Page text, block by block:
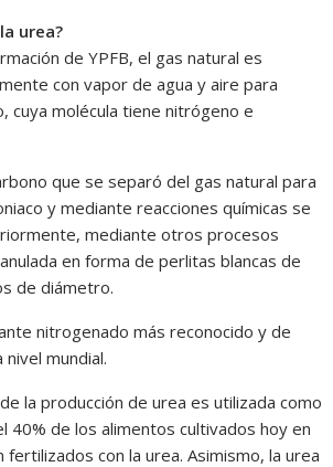
urea?
de YPFB, el gas natural es
con vapor de agua y aire para
cuya molécula tiene nitrógeno e
que se separó del gas natural para
y mediante reacciones químicas se
mediante otros procesos
en forma de perlitas blancas de
de diámetro.
nitrogenado más reconocido y de
mundial.
la producción de urea es utilizada como
40% de los alimentos cultivados hoy en
fertilizados con la urea. Asimismo, la urea